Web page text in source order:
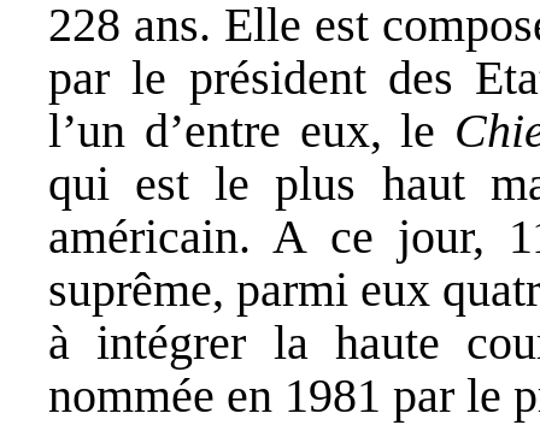
228 ans. Elle est
par le président des
l’un d’entre eux, le
qui est le plus haut
américain. A ce jour,
suprême, parmi eux
à intégrer la haute
nommée en 1981 par le